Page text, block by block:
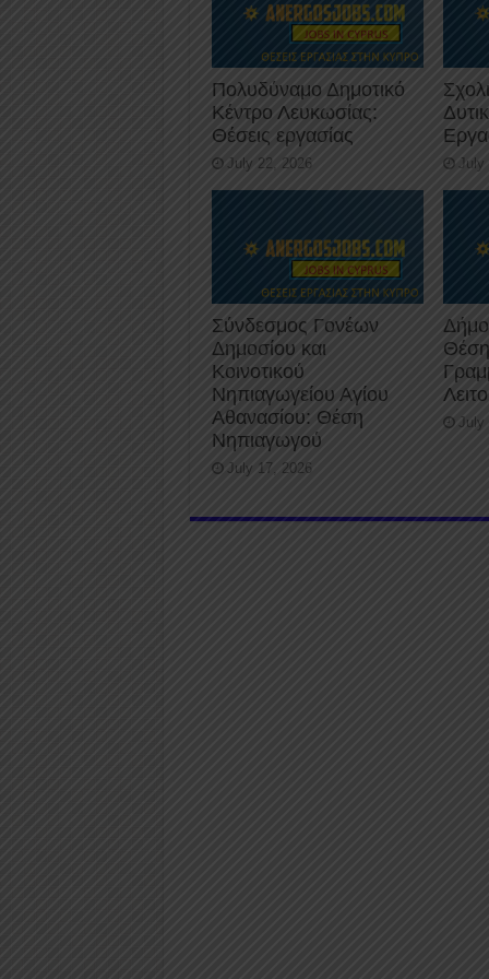
Πολυδύναμο Δημοτικό
Κέντρο Λευκωσίας:
Θέσεις εργασίας
July 22, 2026 July
Σύνδεσμος Γονέων
Δημοσίου και
Κοινοτικού
Νηπιαγωγείου Αγίου
Αθανασίου: Θέση
Νηπιαγωγού
July 17, 2026
July